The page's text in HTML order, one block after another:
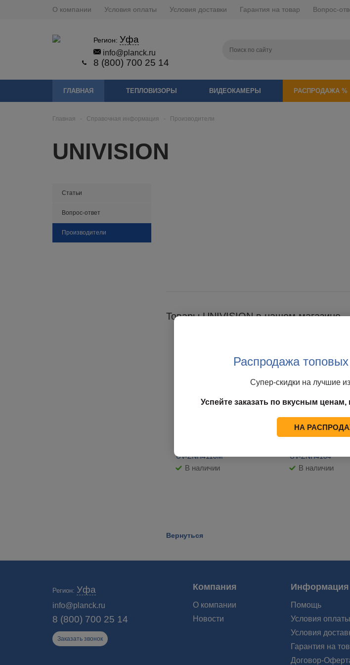
О компании Условия оплаты Условия доставки Гарантия на товар Вопрос-
Регион: Уфа
info@planck.ru
8 (800) 700 25 14
ГЛАВНАЯ ТЕПЛОВИЗОРЫ ВИДЕОКАМЕРЫ РАСПРОДАЖА %
Главная - Справочная информация - Производители
UNIVISION
Статьи
Вопрос-ответ
Производители
Товары UNIVISION в нашем магазине
UV-ZNH4110M
В наличии
UV-ZNH4104
В наличии
Вернуться
Регион: Уфа
info@planck.ru
8 (800) 700 25 14
Заказать звонок
Компания Информация
О компании
Новости
Помощь
Условия оплаты
Условия
Гарантия на
Договор-
Распродажа
Супер-скидки на лучшие
Успейте заказать по вкусным
НА